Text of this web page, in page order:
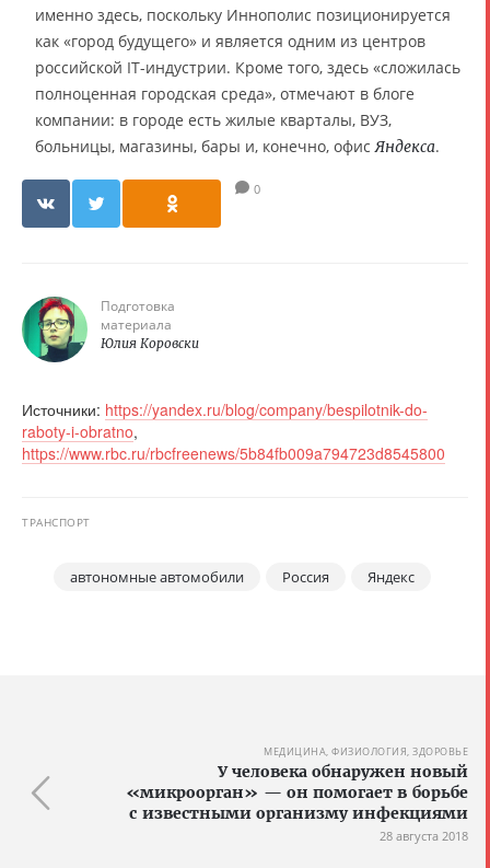
именно здесь, поскольку Иннополис позиционируется
как «город будущего» и является одним из центров
российской IT-индустрии. Кроме того, здесь «сложилась
полноценная городская среда», отмечают в блоге
компании: в городе есть жилые кварталы, ВУЗ,
больницы, магазины, бары и, конечно, офисЯндекса.
0
Подготовка
материала
Юлия Коровски
Источники: https://yandex.ru/blog/company/bespilotnik-do-
raboty-i-obratno,
https://www.rbc.ru/rbcfreenews/5b84fb009a794723d8545800
ТРАНСПОРТ
автономные автомобили Россия Яндекс
МЕДИЦИНА, ФИЗИОЛОГИЯ, ЗДОРОВЬЕ
У человека обнаружен новый
«микроорган» — он помогает в борьбе
с известными организму инфекциями
28 августа 2018